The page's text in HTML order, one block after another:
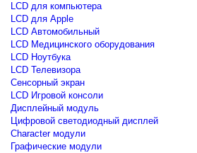
LCD для компьютера
LCD для Apple
LCD Автомобильный
LCD Медицинского оборудования
LCD Ноутбука
LCD Телевизора
Сенсорный экран
LCD Игровой консоли
Дисплейный модуль
Цифровой светодиодный дисплей
Сharacter модули
Графические модули